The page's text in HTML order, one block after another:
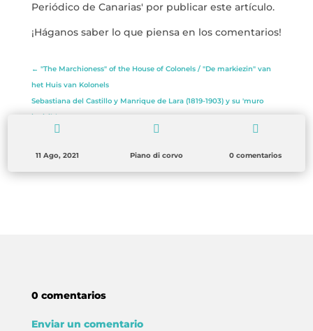
Periódico de Canarias' por publicar este artículo.
¡Háganos saber lo que piensa en los comentarios!
← "The Marchioness" of the House of Colonels / "De markiezin" van
het Huis van Kolonels
Sebastiana del Castillo y Manrique de Lara (1819-1903) y su 'muro
invisible'

11 Ago, 2021

Piano di corvo

0 comentarios
0 comentarios
Enviar un comentario